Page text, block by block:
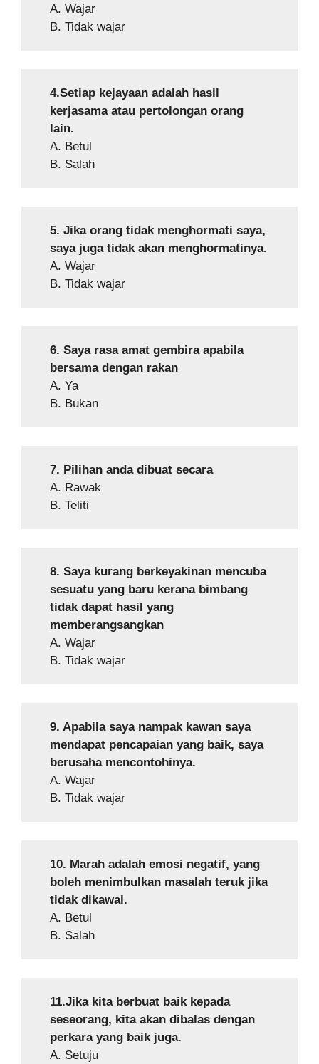
A. Wajar
B. Tidak wajar
4.Setiap kejayaan adalah hasil
kerjasama atau pertolongan orang
lain.
A. Betul
B. Salah
5. Jika orang tidak menghormati saya,
saya juga tidak akan menghormatinya.
A. Wajar
B. Tidak wajar
6. Saya rasa amat gembira apabila
bersama dengan rakan
A. Ya
B. Bukan
7. Pilihan anda dibuat secara
A. Rawak
B. Teliti
8. Saya kurang berkeyakinan mencuba
sesuatu yang baru kerana bimbang
tidak dapat hasil yang
memberangsangkan
A. Wajar
B. Tidak wajar
9. Apabila saya nampak kawan saya
mendapat pencapaian yang baik, saya
berusaha mencontohinya.
A. Wajar
B. Tidak wajar
10. Marah adalah emosi negatif, yang
boleh menimbulkan masalah teruk jika
tidak dikawal.
A. Betul
B. Salah
11.Jika kita berbuat baik kepada
seseorang, kita akan dibalas dengan
perkara yang baik juga.
A. Setuju